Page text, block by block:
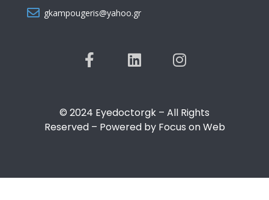
gkampougeris@yahoo.gr
© 2024 Eyedoctorgk – All Rights
Reserved – Powered by Focus on Web